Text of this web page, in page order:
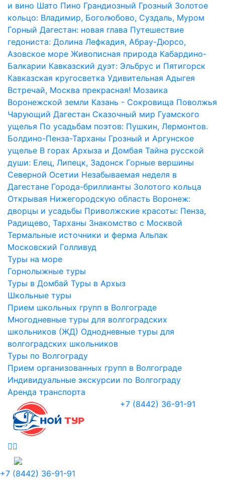
и вино Шато Пино Грандиозный Грозный Золотое
кольцо: Владимир, Боголюбово, Суздаль, Муром
Горный Дагестан: новая глава Путешествие
гедониста: Долина Лефкадия, Абрау-Дюрсо,
Азовское море Живописная природа Кабардино-
Балкарии Кавказский дуэт: Эльбрус и Пятигорск
Кавказская кругосветка Удивительная Адыгея
Встречай, Москва прекрасная! Мозаика
Воронежской земли Казань - Сокровища Поволжья
Чарующий Дагестан Сказочный мир Гуамского
ущелья По усадьбам поэтов: Пушкин, Лермонтов.
Болдино-Пенза-Тарханы Грозный и Аргунское
ущелье В горах Архыза и Домбая Тайна русской
души: Елец, Липецк, Задонск Горные вершины
Северной Осетии Незабываемая неделя в
Дагестане Города-бриллианты Золотого кольца
Открывая Нижегородскую область Воронеж:
дворцы и усадьбы Приволжские красоты: Пенза,
Радищево, Тарханы Знакомство с Москвой
Термальные источники и ферма Альпак
Московский Голливуд
Туры на море
Горнолыжные туры
Туры в Домбай Туры в Архыз
Школьные туры
Прием школьных групп в Волгограде
Многодневные туры для волгоградских
школьников (ЖД) Однодневные туры для
волгоградских школьников
Туры по Волгограду
Прием организованных групп в Волгограде
Индивидуальные экскурсии по Волгограду
Аренда транспорта
+7 (8442) 36-91-91
+7 (8442) 36-91-91